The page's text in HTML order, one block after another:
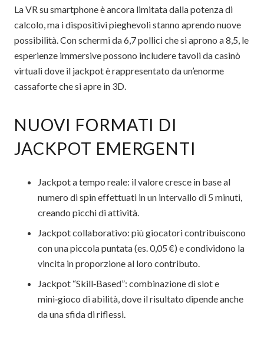
La VR su smartphone è ancora limitata dalla potenza di
calcolo, ma i dispositivi pieghevoli stanno aprendo nuove
possibilità. Con schermi da 6,7 pollici che si aprono a 8,5, le
esperienze immersive possono includere tavoli da casinò
virtuali dove il jackpot è rappresentato da un’enorme
cassaforte che si apre in 3D.
NUOVI FORMATI DI
JACKPOT EMERGENTI
Jackpot a tempo reale: il valore cresce in base al
numero di spin effettuati in un intervallo di 5 minuti,
creando picchi di attività.
Jackpot collaborativo: più giocatori contribuiscono
con una piccola puntata (es. 0,05 €) e condividono la
vincita in proporzione al loro contributo.
Jackpot “Skill‑Based”: combinazione di slot e
mini‑gioco di abilità, dove il risultato dipende anche
da una sfida di riflessi.